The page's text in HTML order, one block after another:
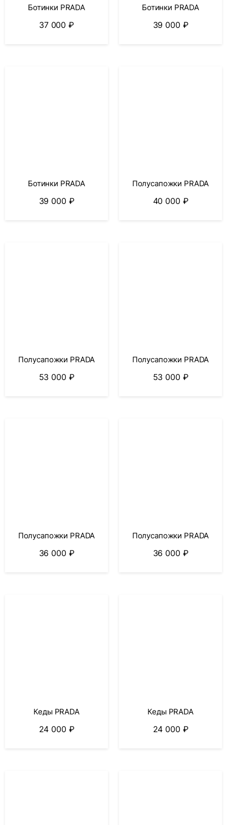
Ботинки PRADA
37 000₽
Ботинки PRADA
39 000 ₽
Ботинки PRADA
39 000 ₽
Полусапожки PRADA
40 000 ₽
Полусапожки PRADA
53 000 ₽
Полусапожки PRADA
53 000 ₽
Полусапожки PRADA
36 000 ₽
Полусапожки PRADA
36 000 ₽
Кеды PRADA
24 000 ₽
Кеды PRADA
24 000 ₽